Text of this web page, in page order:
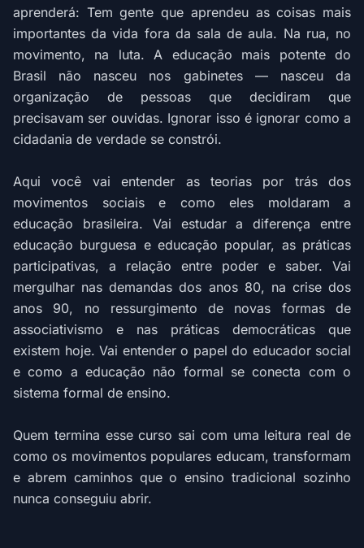
aprenderá: Tem gente que aprendeu as coisas mais
importantes da vida fora da sala de aula. Na rua, no
movimento, na luta. A educação mais potente do
Brasil não nasceu nos gabinetes — nasceu da
organização de pessoas que decidiram que
precisavam ser ouvidas. Ignorar isso é ignorar como a
cidadania de verdade se constrói.
Aqui você vai entender as teorias por trás dos
movimentos sociais e como eles moldaram a
educação brasileira. Vai estudar a diferença entre
educação burguesa e educação popular, as práticas
participativas, a relação entre poder e saber. Vai
mergulhar nas demandas dos anos 80, na crise dos
anos 90, no ressurgimento de novas formas de
associativismo e nas práticas democráticas que
existem hoje. Vai entender o papel do educador social
e como a educação não formal se conecta com o
sistema formal de ensino.
Quem termina esse curso sai com uma leitura real de
como os movimentos populares educam, transformam
e abrem caminhos que o ensino tradicional sozinho
nunca conseguiu abrir.